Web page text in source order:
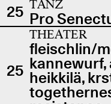
25 TANZ
Pro
25
THEATER
fleischlin/
kannewurf,
heikkilä,